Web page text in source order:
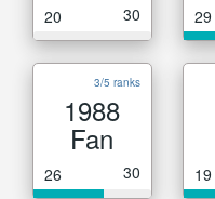
20 30 29
3/5 ranks
1988
Fan
26 30 19